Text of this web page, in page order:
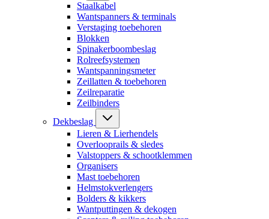
Staalkabel
Wantspanners & terminals
Verstaging toebehoren
Blokken
Spinakerboombeslag
Rolreefsystemen
Wantspanningsmeter
Zeillatten & toebehoren
Zeilreparatie
Zeilbinders
Dekbeslag
Lieren & Lierhendels
Overlooprails & sledes
Valstoppers & schootklemmen
Organisers
Mast toebehoren
Helmstokverlengers
Bolders & kikkers
Wantputtingen & dekogen